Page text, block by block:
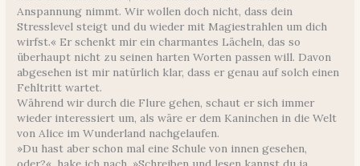
Anspannung nimmt. Wir wollen doch nicht, dass dein
Stresslevel steigt und du wieder mit Magiestrahlen um dich
wirfst.« Er schenkt mir ein charmantes Lächeln, das so
überhaupt nicht zu seinen harten Worten passen will. Davon
abgesehen ist mir natürlich klar, dass er genau auf solch einen
Fehltritt wartet.
Während wir durch die Flure gehen, schaut er sich immer
wieder interessiert um, als wäre er dem Kaninchen in die Welt
von Alice im Wunderland nachgelaufen.
»Du hast aber schon mal eine Schule von innen gesehen,